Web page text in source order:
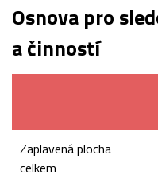
Osnova pro
a činností
Zaplavená plocha
celkem